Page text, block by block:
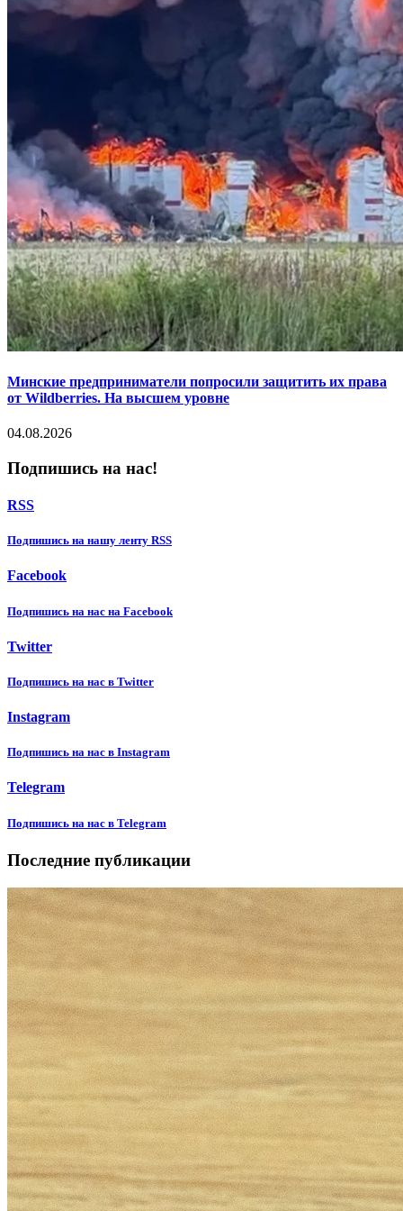
Минские предприниматели попросили защитить их права
от Wildberries. На высшем уровне
04.08.2026
Подпишись на нас!
RSS
Подпишиcь на нашу ленту RSS
Facebook
Подпишиcь на нас на Facebook
Twitter
Подпишиcь на нас в Twitter
Instagram
Подпишиcь на нас в Instagram
Telegram
Подпишиcь на нас в Telegram
Последние публикации